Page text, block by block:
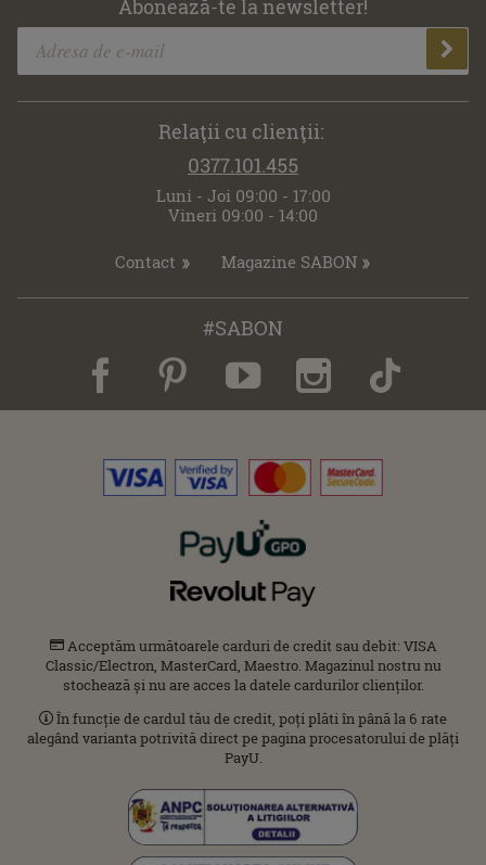
Abonează-te la newsletter!
Relaţii cu clienţii:
0377.101.455
Luni - Joi 09:00 - 17:00
Vineri 09:00 - 14:00
Contact Magazine SABON
#SABON
Acceptăm următoarele carduri de credit sau debit: VISA
Classic/Electron, MasterCard, Maestro. Magazinul nostru nu
stochează și nu are acces la datele cardurilor clienților.
În funcție de cardul tău de credit, poți plăti în până la 6 rate
alegând varianta potrivită direct pe pagina procesatorului de plăți
PayU.